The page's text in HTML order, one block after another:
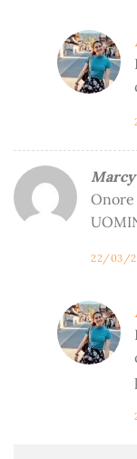
Marcy
Onore
22/03/